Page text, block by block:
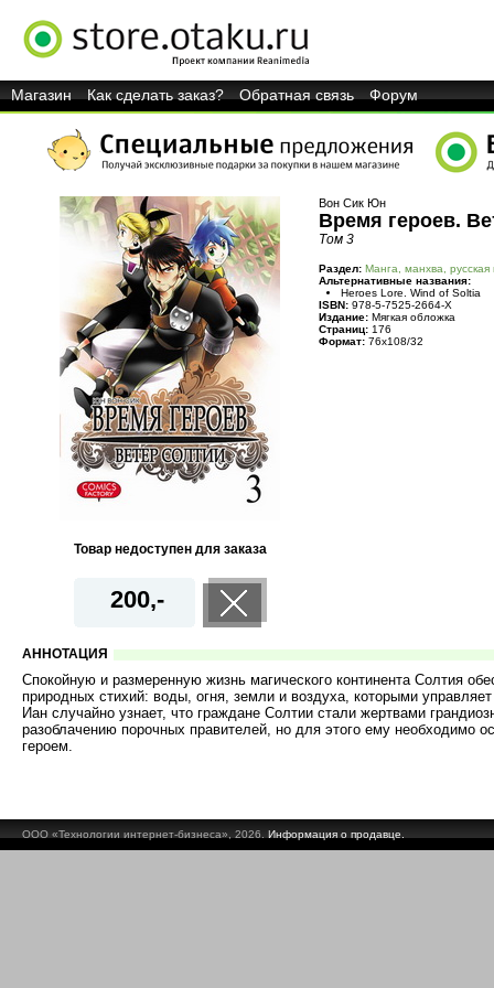
Магазин Как сделать заказ? Обратная связь Форум
Вон Сик Юн
Время героев.
Том 3
Раздел: Манга, манхва, русская
Альтернативные названия:
Heroes Lore. Wind of Soltia
ISBN: 978-5-7525-2664-X
Издание: Мягкая обложка
Страниц: 176
Формат: 76x108/32
Товар недоступен для заказа
200,-
АННОТАЦИЯ
Спокойную и размеренную жизнь магического континента Солтия
природных стихий: воды, огня, земли и воздуха, которыми
Иан случайно узнает, что граждане Солтии стали жертвами
разоблачению порочных правителей, но для этого ему необходимо
героем.
ООО «Технологии интернет-бизнеса», 2026. Информация о продавце.